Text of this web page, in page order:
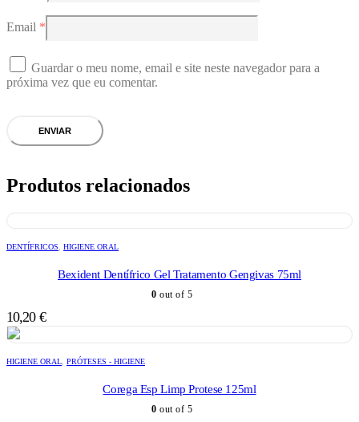
Email *
Guardar o meu nome, email e site neste navegador para a
próxima vez que eu comentar.
Produtos relacionados
DENTÍFRICOS HIGIENE ORAL
Bexident Dentífrico Gel Tratamento Gengivas 75ml
0 out of 5
10,20 €
HIGIENE ORAL PRÓTESES - HIGIENE
Corega Esp Limp Protese 125ml
0 out of 5